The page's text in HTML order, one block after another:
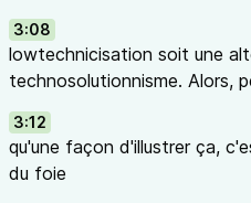
3:08
lowtechnicisation soit une
technosolutionnisme. Alors,
3:12
qu'une façon d'illustrer ça,
du foie